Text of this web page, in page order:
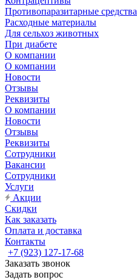
Противопаразитарные средства
Расходные материалы
Для сельхоз животных
При диабете
О компании
О компании
Новости
Отзывы
Реквизиты
О компании
Новости
Отзывы
Реквизиты
Сотрудники
Вакансии
Сотрудники
Услуги
Акции
Скидки
Как заказать
Оплата и доставка
Контакты
+7 (923) 127-17-68
Заказать звонок
Задать вопрос